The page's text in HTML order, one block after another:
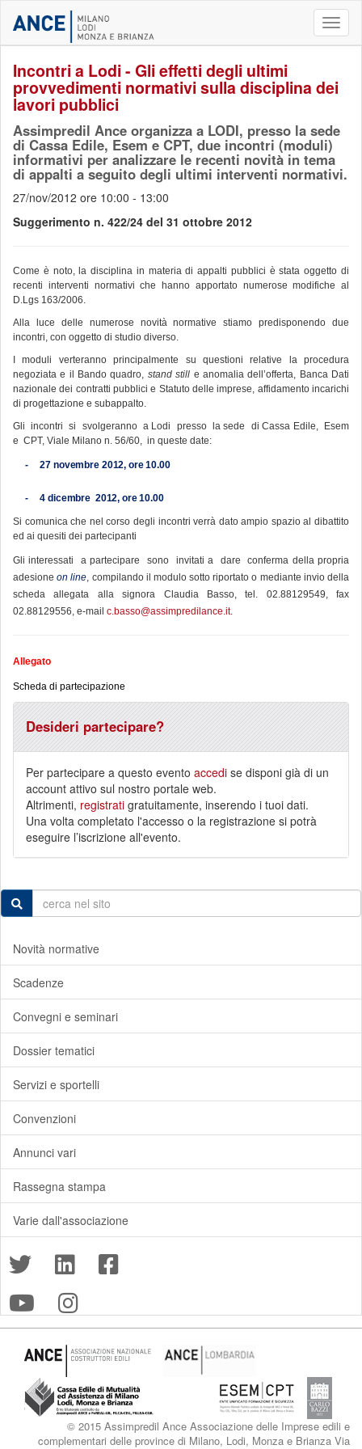
Incontri a Lodi - Gli effetti degli ultimi
provvedimenti normativi sulla disciplina dei
lavori pubblici
Assimpredil Ance organizza a LODI, presso la sede
di Cassa Edile, Esem e CPT, due incontri (moduli)
informativi per analizzare le recenti novità in tema
di appalti a seguito degli ultimi interventi normativi.
27/nov/2012 ore 10:00 - 13:00
Suggerimento n. 422/24 del 31 ottobre 2012
Come è noto, la disciplina in materia di appalti pubblici è stata oggetto di
recenti interventi normativi che hanno apportato numerose modifiche al
D.Lgs 163/2006.
Alla luce delle numerose novità normative stiamo predisponendo due
incontri, con oggetto di studio diverso.
I moduli verteranno principalmente su questioni relative la procedura
negoziata e il Bando quadro, stand still e anomalia dell’offerta, Banca Dati
nazionale dei contratti pubblici e Statuto delle imprese, affidamento incarichi
di progettazione e subappalto.
Gli incontri si svolgeranno a Lodi presso la sede di Cassa Edile, Esem
e CPT, Viale Milano n. 56/60, in queste date:
- 27 novembre 2012, ore 10.00
- 4 dicembre 2012, ore 10.00
Si comunica che nel corso degli incontri verrà dato ampio spazio al dibattito
ed ai quesiti dei partecipanti
Gli interessati a partecipare sono invitati a dare conferma della propria
adesioneon line, compilando il modulo sotto riportato o mediante invio della
scheda allegata alla signora Claudia Basso, tel. 02.88129549, fax
02.88129556, e-mail c.basso@assimpredilance.it.
Allegato
Scheda di partecipazione
Desideri partecipare?
Per partecipare a questo evento accedi se disponi già di un
account attivo sul nostro portale web.
Altrimenti, registrati gratuitamente, inserendo i tuoi dati.
Una volta completato l'accesso o la registrazione si potrà
eseguire l’iscrizione all'evento.
Novità normative
Scadenze
Convegni e seminari
Dossier tematici
Servizi e sportelli
Convenzioni
Annunci vari
Rassegna stampa
Varie dall'associazione
© 2015 Assimpredil Ance Associazione delle Imprese edili e
complementari delle province di Milano, Lodi, Monza e Brianza Via